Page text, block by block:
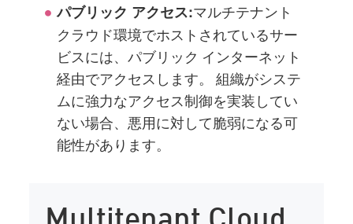
パブリック アクセス:マルチテナント
クラウド環境でホストされているサー
ビスには、パブリック インターネット
経由でアクセスします。 組織がシステ
ムに強力なアクセス制御を実装してい
ない場合、悪用に対して脆弱になる可
能性があります。
Multitenant Cloud